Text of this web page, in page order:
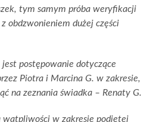
tym samym próba weryfikacji
obdzwonieniem dużej części
postępowanie dotyczące
Piotra i Marcina G. w zakresie,
na zeznania świadka – Renaty G.
wątpliwości w zakresie podjętej